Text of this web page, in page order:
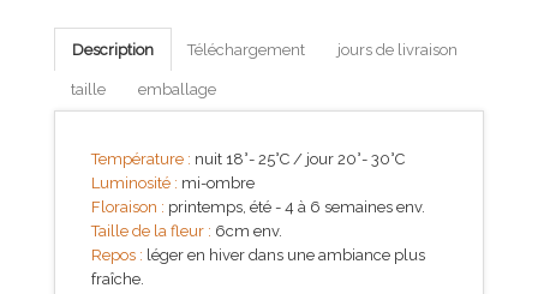
Description Téléchargement jours de livraison
taille emballage
Température : nuit 18°- 25°C / jour 20°- 30°C
Luminosité : mi-ombre
Floraison : printemps, été - 4 à 6 semaines env.
Taille de la fleur : 6cm env.
Repos : léger en hiver dans une ambiance plus
fraîche.